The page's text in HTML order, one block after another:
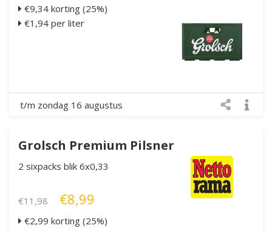
€9,34 korting (25%)
€1,94 per liter
t/m zondag 16 augustus
Grolsch Premium Pilsner
2 sixpacks blik 6x0,33
€11,98 €8,99
€2,99 korting (25%)